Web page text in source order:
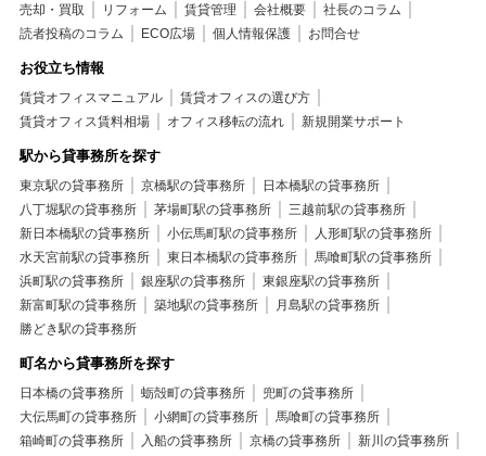
売却・買取
リフォーム 賃貸管理 会社概要
社長のコラム
読者投稿のコラム
ECO広場 個人情報保護 お問合せ
お役立ち情報
賃貸オフィスマニュアル
賃貸オフィスの選び方
賃貸オフィス賃料相場
オフィス移転の流れ 新規開業サポート
駅から貸事務所を探す
東京駅の貸事務所 京橋駅の貸事務所
日本橋駅の貸事務所
八丁堀駅の貸事務所
茅場町駅の貸事務所
三越前駅の貸事務所
新日本橋駅の貸事務所
小伝馬町駅の貸事務所
人形町駅の貸事務所
水天宮前駅の貸事務所
東日本橋駅の貸事務所
馬喰町駅の貸事務所
浜町駅の貸事務所
銀座駅の貸事務所
東銀座駅の貸事務所
新富町駅の貸事務所
築地駅の貸事務所
月島駅の貸事務所
勝どき駅の貸事務所
町名から貸事務所を探す
日本橋の貸事務所 蛎殻町の貸事務所
兜町の貸事務所
大伝馬町の貸事務所
小網町の貸事務所
馬喰町の貸事務所
箱崎町の貸事務所
入船の貸事務所 京橋の貸事務所
新川の貸事務所